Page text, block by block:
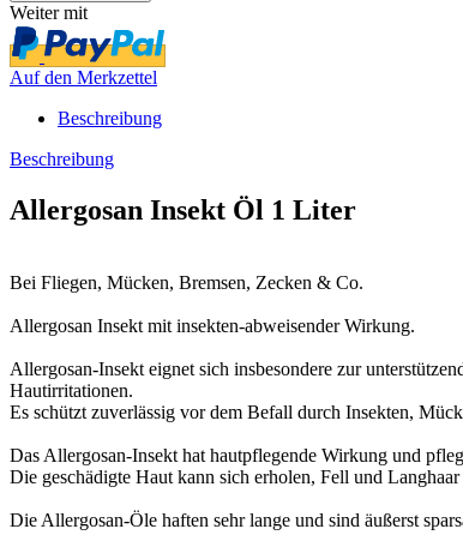
Weiter mit
Auf den Merkzettel
Beschreibung
Beschreibung
Allergosan Insekt Öl 1 Liter
Bei Fliegen, Mücken, Bremsen, Zecken & Co.
Allergosan Insekt mit insekten-abweisender Wirkung.
Allergosan-Insekt eignet sich insbesondere zur
Hautirritationen.
Es schützt zuverlässig vor dem Befall durch Insekten,
Das Allergosan-Insekt hat hautpflegende Wirkung und
Die geschädigte Haut kann sich erholen, Fell und
Die Allergosan-Öle haften sehr lange und sind äußerst